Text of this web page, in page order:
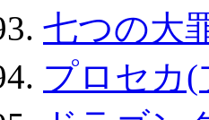
七つの大
プロセカ